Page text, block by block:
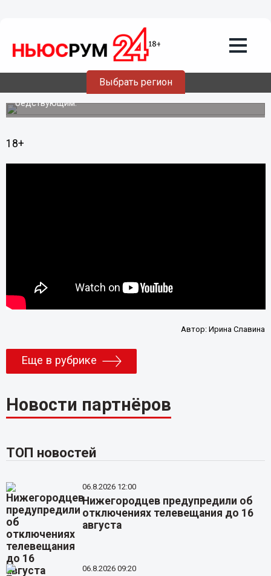
Выбрать регион
Праздничный намаз в честь Ураза-
Байрам прошел в Соборной мечети
Нижнего Новгорода
Согласно традиции, перед молитвой мусульмане
раздавали фитр-садака (милостыню) для помощи
бедствующим.
18+
Автор:Ирина Славина
Еще в рубрике
Новости партнёров
ТОП новостей
06.8.2026 12:00
Нижегородцев предупредили об
отключениях телевещания до 16
августа
06.8.2026 09:20